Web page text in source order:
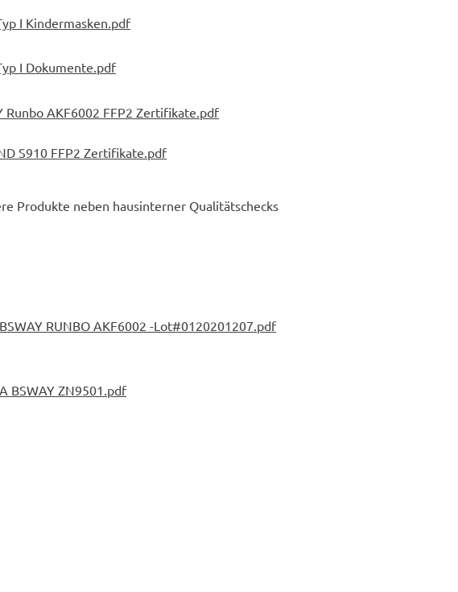
I Kindermasken.pdf
I Dokumente.pdf
Runbo AKF6002 FFP2 Zertifikate.pdf
S910 FFP2 Zertifikate.pdf
Produkte neben hausinterner Qualitätschecks
RUNBO AKF6002 -Lot#0120201207.pdf
BSWAY ZN9501.pdf